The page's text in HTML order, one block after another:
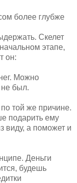
более глубже
Скелет
этапе,
он:
Можно
не был.
той же причине.
подарить ему
виду, а поможет и
Деньги
будешь